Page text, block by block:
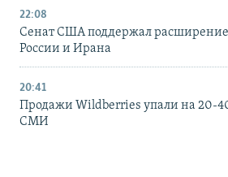
22:08
Сенат США поддержал
России и Ирана
20:41
Продажи Wildberries упали на 20-
СМИ